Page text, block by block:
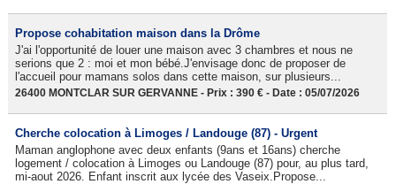
Propose cohabitation maison dans la Drôme
J'ai l'opportunité de louer une maison avec 3 chambres et nous ne
serions que 2 : moi et mon bébé.J'envisage donc de proposer de
l'accueil pour mamans solos dans cette maison, sur plusieurs...
26400 MONTCLAR SUR GERVANNE - Prix : 390 € - Date : 05/07/2026
Cherche colocation à Limoges / Landouge (87) - Urgent
Maman anglophone avec deux enfants (9ans et 16ans) cherche
logement / colocation à Limoges ou Landouge (87) pour, au plus tard,
mi-aout 2026. Enfant inscrit aux lycée des Vaseix.Propose...